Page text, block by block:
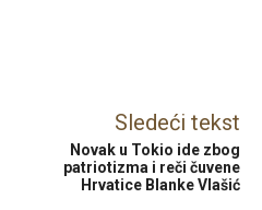
Sledeći tekst
Novak u Tokio ide zbog
patriotizma i reči čuvene
Hrvatice Blanke Vlašić